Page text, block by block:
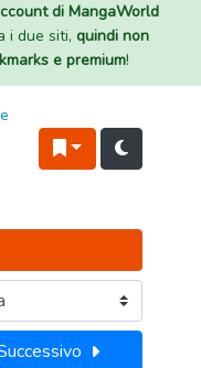
di MangaWorld
i due siti, quindi non
e premium!